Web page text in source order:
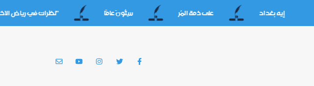
إيه بغداد على ذمة المُر سِتُّونَ عامََا "نظرات في رياض